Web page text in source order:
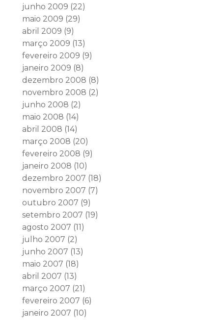
junho 2009 (22)
maio 2009 (29)
abril 2009 (9)
março 2009 (13)
fevereiro 2009 (9)
janeiro 2009 (8)
dezembro 2008 (8)
novembro 2008 (2)
junho 2008 (2)
maio 2008 (14)
abril 2008 (14)
março 2008 (20)
fevereiro 2008 (9)
janeiro 2008 (10)
dezembro 2007 (18)
novembro 2007 (7)
outubro 2007 (9)
setembro 2007 (19)
agosto 2007 (11)
julho 2007 (2)
junho 2007 (13)
maio 2007 (18)
abril 2007 (13)
março 2007 (21)
fevereiro 2007 (6)
janeiro 2007 (10)